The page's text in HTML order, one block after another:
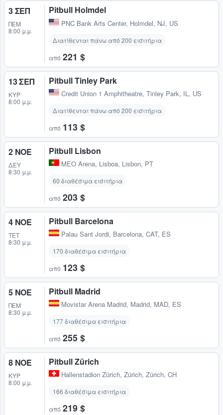
3 ΣΕΠ
ΠΈΜ
8:00 μ.μ.
Pitbull Holmdel
PNC Bank Arts Center, Holmdel, NJ, US
Διατίθενται πάνω από 200 εισιτήρια
από 221 $
13 ΣΕΠ
ΚΥΡ
8:00 μ.μ.
Pitbull Tinley Park
Credit Union 1 Amphitheatre, Tinley Park, IL, US
Διατίθενται πάνω από 200 εισιτήρια
από 113 $
2 ΝΟΕ
ΔΕΥ
8:30 μ.μ.
Pitbull Lisbon
MEO Arena, Lisboa, Lisbon, PT
60 διαθέσιμα εισιτήρια
από 203 $
4 ΝΟΕ
ΤΕΤ
8:30 μ.μ.
Pitbull Barcelona
Palau Sant Jordi, Barcelona, CAT, ES
170 διαθέσιμα εισιτήρια
από 123 $
5 ΝΟΕ
ΠΈΜ
8:30 μ.μ.
Pitbull Madrid
Movistar Arena Madrid, Madrid, MAD, ES
177 διαθέσιμα εισιτήρια
από 255 $
8 ΝΟΕ
ΚΥΡ
8:00 μ.μ.
Pitbull Zürich
Hallenstadion Zürich, Zürich, Zürich, CH
166 διαθέσιμα εισιτήρια
από 219 $